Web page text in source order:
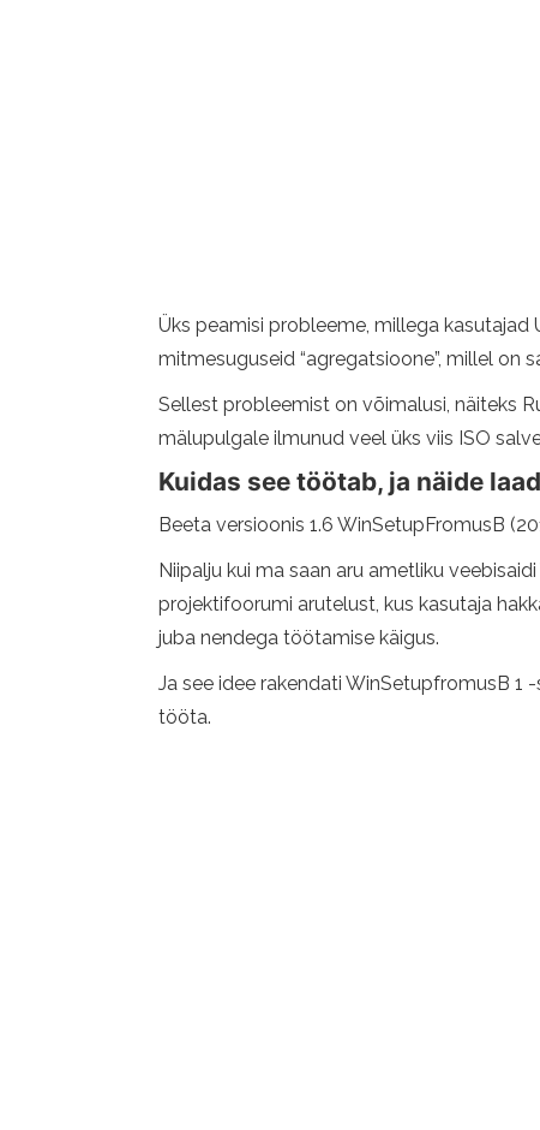
Üks peamisi probleeme, millega kasutajad
mitmesuguseid “agregatsioone”, millel on
Sellest probleemist on võimalusi, näiteks
mälupulgale ilmunud veel üks viis ISO
Kuidas see töötab, ja näide
Beeta versioonis 1.6 WinSetupFromusB
Niipalju kui ma saan aru ametliku
projektifoorumi arutelust, kus kasutaja
juba nendega töötamise käigus.
Ja see idee rakendati WinSetupfromusB 1
tööta.